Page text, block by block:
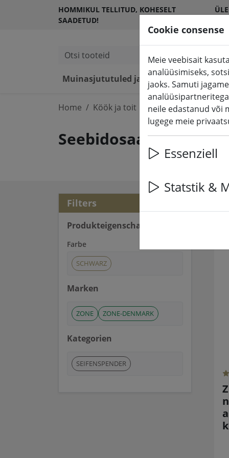
HOMMIKUL TELLITUD, KOHESELT
SAADETUD!
Otsi tooteid
Muinasjututuled ja valgustus
Home Köök ja toit Seebidosaator ja
Seebidosaator ja
Filters
Produkteigenschaften
Farbe
SCHWARZ
Marken
ZONE ZONE-DENMARK
Kategorien
SEIFENSPENDER
Cookie consense
Meie veebisait
analüüsimiseks,
jaoks. Samuti
neile edastanud või
lugege meie
Essenziell
Statstik &